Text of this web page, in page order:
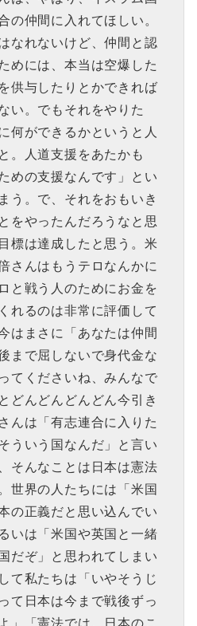
の仲間に入れてほしい。
なれないけど、仲間と認
めには、本当は空爆した
供与したりとかできれば
い。でもそれをやりた
何ができるかというと人
。人道支援をあたかも
めの支援なんです」とい
う。で、それをおもいき
をやったんだろうなと思
標は達成したと思う。米
さんはもうテロなんかに
と戦う人のためにお金を
れるのは非常に評価して
はまさに「あなたは仲間
まで屈しないで身代金な
てくださいね、みんなで
どんどんどんどん今引き
んは「有志連合に入りた
ういう国なんだ」と言い
そんなことは日本は憲法
世界の人たちには「米国
の正義だと思い込んでい
いは「米国や英国と一緒
だぞ」と思われてしまい
て私たちは「いやそうじ
て日本は今まで戦後ずっ